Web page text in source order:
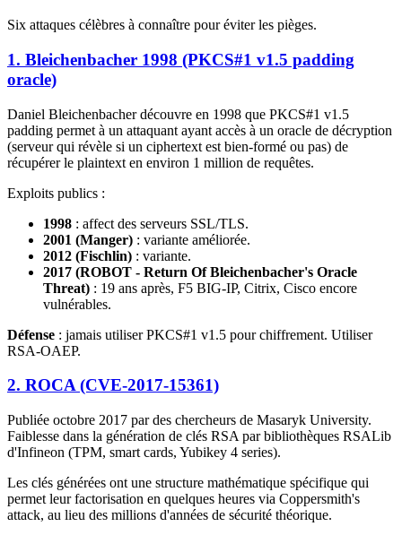
Six attaques célèbres à connaître pour éviter les pièges.
1. Bleichenbacher 1998 (PKCS#1 v1.5 padding
oracle)
Daniel Bleichenbacher découvre en 1998 que PKCS#1 v1.5
padding permet à un attaquant ayant accès à un oracle de décryption
(serveur qui révèle si un ciphertext est bien-formé ou pas) de
récupérer le plaintext en environ 1 million de requêtes.
Exploits publics :
1998 : affect des serveurs SSL/TLS.
2001 (Manger) : variante améliorée.
2012 (Fischlin) : variante.
2017 (ROBOT - Return Of Bleichenbacher's Oracle
Threat) : 19 ans après, F5 BIG-IP, Citrix, Cisco encore
vulnérables.
Défense : jamais utiliser PKCS#1 v1.5 pour chiffrement. Utiliser
RSA-OAEP.
2. ROCA (CVE-2017-15361)
Publiée octobre 2017 par des chercheurs de Masaryk University.
Faiblesse dans la génération de clés RSA par bibliothèques RSALib
d'Infineon (TPM, smart cards, Yubikey 4 series).
Les clés générées ont une structure mathématique spécifique qui
permet leur factorisation en quelques heures via Coppersmith's
attack, au lieu des millions d'années de sécurité théorique.